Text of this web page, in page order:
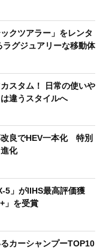
クツアラー」をレンタ
グジュアリーな移動体
スタム！ 日常の使いや
違うスタイルへ
改良でHEV一本化 特別
化
5」がIIHS最高評価獲
」を受賞
カーシャンプーTOP10